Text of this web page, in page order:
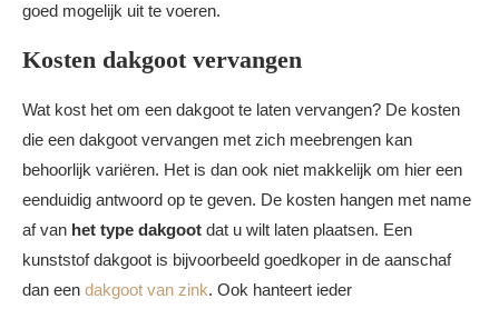
goed mogelijk uit te voeren.
Kosten dakgoot vervangen
Wat kost het om een dakgoot te laten vervangen? De kosten
die een dakgoot vervangen met zich meebrengen kan
behoorlijk variëren. Het is dan ook niet makkelijk om hier een
eenduidig antwoord op te geven. De kosten hangen met name
af van het type dakgoot dat u wilt laten plaatsen. Een
kunststof dakgoot is bijvoorbeeld goedkoper in de aanschaf
dan een dakgoot van zink. Ook hanteert ieder